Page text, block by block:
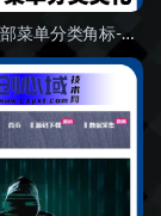
纯CSS-网站顶部菜单分类角标-菜单角标美化CSS代码！